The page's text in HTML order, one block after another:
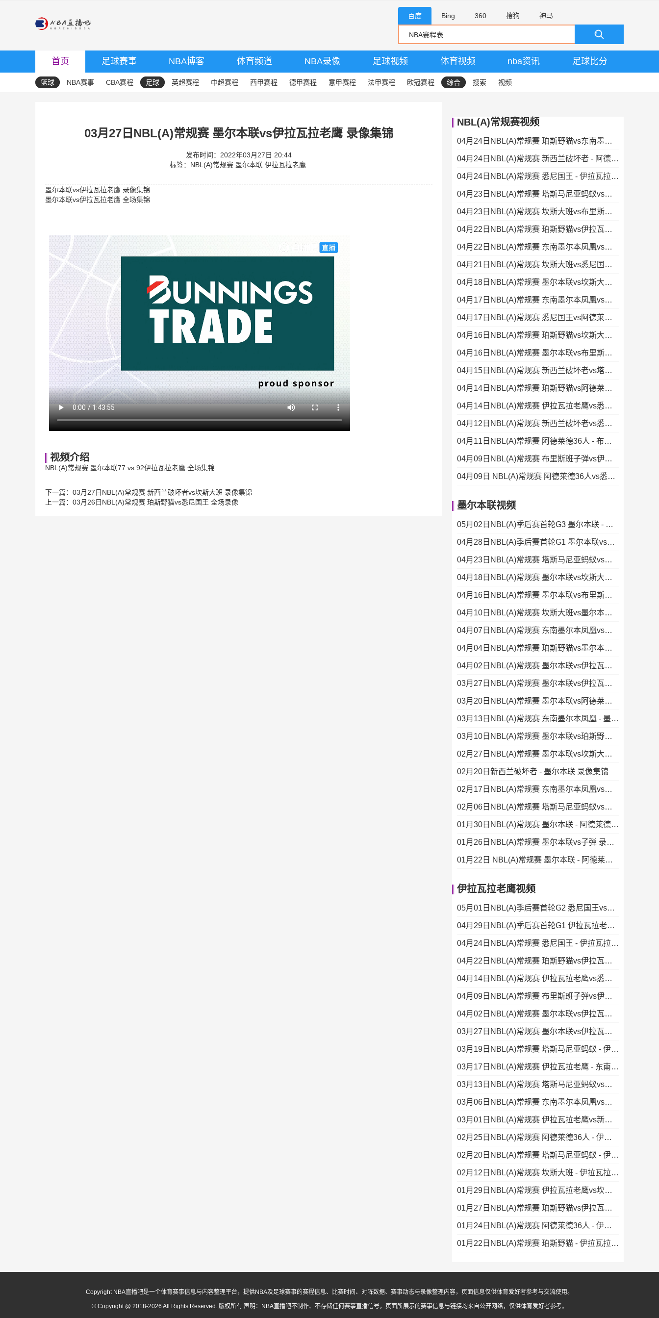
百度 Bing 360 搜狗 神马
首页 足球赛事 NBA博客 体育频道 NBA录像 足球视频 体育视频 nba资讯 足球比分
篮球 NBA赛事 CBA赛程 足球 英超赛程 中超赛程 西甲赛程 德甲赛程 意甲赛程 法甲赛程 欧冠赛程 综合 搜索 视频
03月27日NBL(A)常规赛 墨尔本联vs伊拉瓦拉老鹰 录像集锦
发布时间：2022年03月27日 20:44
标签： NBL(A)常规赛 墨尔本联 伊拉瓦拉老鹰
墨尔本联vs伊拉瓦拉老鹰 录像集锦
墨尔本联vs伊拉瓦拉老鹰 全场集锦
视频介绍
NBL(A)常规赛 墨尔本联77 vs 92伊拉瓦拉老鹰 全场集锦
下一篇： 03月27日NBL(A)常规赛 新西兰破坏者vs坎斯大班 录像集锦
上一篇： 03月26日NBL(A)常规赛 珀斯野猫vs悉尼国王 全场录像
NBL(A)常规赛视频
04月24日NBL(A)常规赛 珀斯野猫vs东南墨尔本凤凰 录像
04月24日NBL(A)常规赛 新西兰破坏者 - 阿德莱德36人 录像集锦
04月24日NBL(A)常规赛 悉尼国王 - 伊拉瓦拉老鹰 录像集锦
04月23日NBL(A)常规赛 塔斯马尼亚蚂蚁vs墨尔本联 录像集锦
04月23日NBL(A)常规赛 坎斯大班vs布里斯班子弹 录像集锦
04月22日NBL(A)常规赛 珀斯野猫vs伊拉瓦拉老鹰 录像
04月22日NBL(A)常规赛 东南墨尔本凤凰vs阿德莱德36人 录像
04月21日NBL(A)常规赛 坎斯大班vs悉尼国王 录像集锦
04月18日NBL(A)常规赛 墨尔本联vs坎斯大班 录像集锦
04月17日NBL(A)常规赛 东南墨尔本凤凰vs塔斯马尼亚蚂蚁 录像
04月17日NBL(A)常规赛 悉尼国王vs阿德莱德36人 录像
04月16日NBL(A)常规赛 珀斯野猫vs坎斯大班 录像集锦
04月16日NBL(A)常规赛 墨尔本联vs布里斯班子弹 录像集锦
04月15日NBL(A)常规赛 新西兰破坏者vs塔斯马尼亚蚂蚁 全场录像
04月14日NBL(A)常规赛 珀斯野猫vs阿德莱德36人 录像集锦
04月14日NBL(A)常规赛 伊拉瓦拉老鹰vs悉尼国王 录像
04月12日NBL(A)常规赛 新西兰破坏者vs悉尼国王 录像集锦
04月11日NBL(A)常规赛 阿德莱德36人 - 布里斯班子弹 录像集锦
04月09日NBL(A)常规赛 布里斯班子弹vs伊拉瓦拉老鹰 录像
04月09日 NBL(A)常规赛 阿德莱德36人vs悉尼国王 录像
墨尔本联视频
05月02日NBL(A)季后赛首轮G3 墨尔本联 - 塔斯马尼亚蚂蚁 录像集锦
04月28日NBL(A)季后赛首轮G1 墨尔本联vs塔斯马尼亚蚂蚁 录像
04月23日NBL(A)常规赛 塔斯马尼亚蚂蚁vs墨尔本联 录像集锦
04月18日NBL(A)常规赛 墨尔本联vs坎斯大班 录像集锦
04月16日NBL(A)常规赛 墨尔本联vs布里斯班子弹 录像集锦
04月10日NBL(A)常规赛 坎斯大班vs墨尔本联 录像
04月07日NBL(A)常规赛 东南墨尔本凤凰vs墨尔本联 录像
04月04日NBL(A)常规赛 珀斯野猫vs墨尔本联 录像
04月02日NBL(A)常规赛 墨尔本联vs伊拉瓦拉老鹰 录像集锦
03月27日NBL(A)常规赛 墨尔本联vs伊拉瓦拉老鹰 录像集锦
03月20日NBL(A)常规赛 墨尔本联vs阿德莱德36人 录像集锦
03月13日NBL(A)常规赛 东南墨尔本凤凰 - 墨尔本联 录像集锦
03月10日NBL(A)常规赛 墨尔本联vs珀斯野猫 录像集锦
02月27日NBL(A)常规赛 墨尔本联vs坎斯大班 录像
02月20日新西兰破坏者 - 墨尔本联 录像集锦
02月17日NBL(A)常规赛 东南墨尔本凤凰vs墨尔本联 录像集锦
02月06日NBL(A)常规赛 塔斯马尼亚蚂蚁vs墨尔本联 录像
01月30日NBL(A)常规赛 墨尔本联 - 阿德莱德36人 录像
01月26日NBL(A)常规赛 墨尔本联vs子弹 录像集锦
01月22日 NBL(A)常规赛 墨尔本联 - 阿德莱德36人 录像集锦
伊拉瓦拉老鹰视频
05月01日NBL(A)季后赛首轮G2 悉尼国王vs伊拉瓦拉老鹰 录像
04月29日NBL(A)季后赛首轮G1 伊拉瓦拉老鹰vs悉尼国王 录像集锦
04月24日NBL(A)常规赛 悉尼国王 - 伊拉瓦拉老鹰 录像集锦
04月22日NBL(A)常规赛 珀斯野猫vs伊拉瓦拉老鹰 录像
04月14日NBL(A)常规赛 伊拉瓦拉老鹰vs悉尼国王 录像
04月09日NBL(A)常规赛 布里斯班子弹vs伊拉瓦拉老鹰 录像
04月02日NBL(A)常规赛 墨尔本联vs伊拉瓦拉老鹰 录像集锦
03月27日NBL(A)常规赛 墨尔本联vs伊拉瓦拉老鹰 录像集锦
03月19日NBL(A)常规赛 塔斯马尼亚蚂蚁 - 伊拉瓦拉老鹰 录像
03月17日NBL(A)常规赛 伊拉瓦拉老鹰 - 东南墨尔本凤凰 录像
03月13日NBL(A)常规赛 塔斯马尼亚蚂蚁vs伊拉瓦拉老鹰 录像集锦
03月06日NBL(A)常规赛 东南墨尔本凤凰vs伊拉瓦拉老鹰 录像集锦
03月01日NBL(A)常规赛 伊拉瓦拉老鹰vs新西兰破坏者 录像
02月25日NBL(A)常规赛 阿德莱德36人 - 伊拉瓦拉老鹰 录像
02月20日NBL(A)常规赛 塔斯马尼亚蚂蚁 - 伊拉瓦拉老鹰 录像集锦
02月12日NBL(A)常规赛 坎斯大班 - 伊拉瓦拉老鹰 录像
01月29日NBL(A)常规赛 伊拉瓦拉老鹰vs坎斯大班 录像
01月27日NBL(A)常规赛 珀斯野猫vs伊拉瓦拉老鹰 录像集锦
01月24日NBL(A)常规赛 阿德莱德36人 - 伊拉瓦拉老鹰 录像
01月22日NBL(A)常规赛 珀斯野猫 - 伊拉瓦拉老鹰 录像集锦
Copyright NBA直播吧是一个体育赛事信息与内容整理平台，提供NBA及足球赛事的赛程信息、比赛时间、对阵数据、赛事动态与录像整理内容，页面信息仅供体育爱好者参考与交流使用。
© Copyright @ 2018-2026 All Rights Reserved. 版权所有 声明：NBA直播吧不制作、不存储任何赛事直播信号，页面所展示的赛事信息与链接均来自公开网络，仅供体育爱好者参考。